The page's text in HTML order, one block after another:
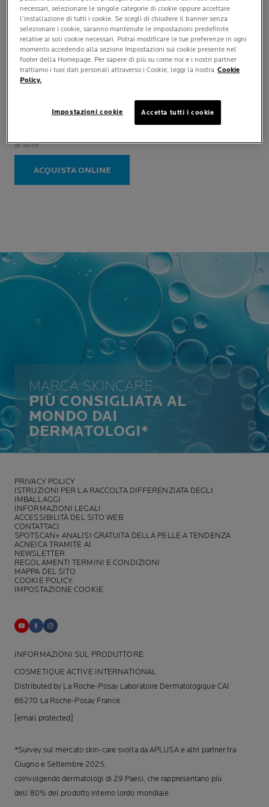
ANTHELIOS
POST-UV EXPOSURE
1.7 (3)
5
stelle.
recensioni
al sole
ACQUISTA ONLINE
MARCA SKINCARE
PIÙ CONSIGLIATA AL
MONDO DAI
DERMATOLOGI*
PRIVACY POLICY
ISTRUZIONI PER LA RACCOLTA DIFFERENZIATA DEGLI
IMBALLAGGI
INFORMAZIONI LEGALI
ACCESSIBILITÀ DEL SITO WEB
CONTATTACI
SPOTSCAN+ ANALISI GRATUITA DELLA PELLE A TENDENZA
ACNEICA TRAMITE AI
NEWSLETTER
REGOLAMENTI TERMINI E CONDIZIONI
MAPPA DEL SITO
COOKIE POLICY
IMPOSTAZIONE COOKIE
INFORMAZIONI SUL PRODUTTORE
COSMETIQUE ACTIVE INTERNATIONAL
Distributed by La Roche-Posay Laboratoire Dermatologique CAI
86270 La Roche-Posay France
[email protected]
*Survey sul mercato skin-care svolta da APLUSA e altri partner tra
Giugno e Settembre 2025,
coinvolgendo dermatologi di 29 Paesi, che rappresentano più
dell’80% del prodotto interno lordo mondiale.
necessari, selezionare le singole categorie di cookie oppure accettare
l’installazione di tutti i cookie. Se scegli di chiudere il banner senza
selezionare i cookie, saranno mantenute le impostazioni predefinite
relative ai soli cookie necessari. Potrai modificare le tue preferenze in ogni
momento accedendo alla sezione Impostazioni sui cookie presente nel
footer della Homepage. Per sapere di più su come noi e i nostri partner
trattiamo i tuoi dati personali attraverso i Cookie, leggi la nostra Cookie
Policy.
Impostazioni cookie Accetta tutti i cookie